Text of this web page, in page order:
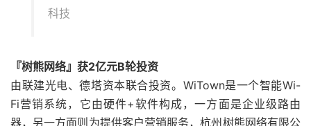
科技
『树熊网络』获2亿元B轮投资
由联建光电、德塔资本联合投资。WiTown是一个智能Wi-
Fi营销系统，它由硬件+软件构成，一方面是企业级路由
器，另一方面则为提供客户营销服务，杭州树熊网络有限公